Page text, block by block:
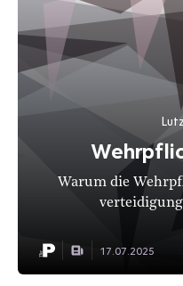
Warum die
17.07.2025